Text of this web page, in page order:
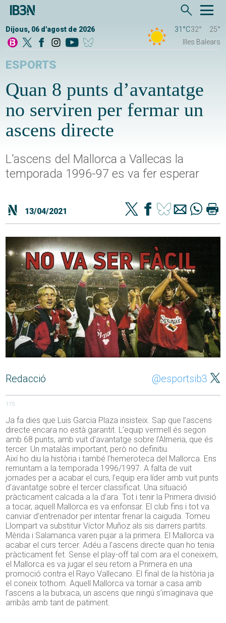
Dijous, 06 d'agost de 2026 31°C32°
25°
Illes Balears
ESPORTS
Quan 8 punts d’avantatge
no serviren per fermar un
ascens directe
L'ascens del Mallorca a Vallecas la
temporada 1996-97 es va fer esperar
13/04/2021
Redacció @esportsib3
175
Ja fa dies que Luis Garcia Plaza insisteix. Sap que l’ascens
directe encara no està garantit. L’equip vermell és segon
amb 68 punts, amb vuit d’avantatge sobre l’Almeria, que és
tercer. Un matalàs important, però no definitiu.
Així ho diu la història i també l’hemeroteca del Mallorca. Ens
remuntam a la temporada 1996/1997. A falta de vuit
jornades per a acabar el curs, l’equip era líder amb vuit punts
d’avantatge sobre el tercer classificat. Una situació
pràcticament calcada a la d’ara. Tot i tenir la Primera divisió
a tocar, aquell Mallorca es va enfonsar. El club fins i tot va
canviar d’entrenador per intentar frenar la caiguda. Tomeu
Llompart va substituir Víctor Muñoz als sis darrers partits.
Mèrida i Salamanca varen pujar a la primera. El Mallorca va
acabar el curs tercer. Adéu a l’ascens directe quan ho tenia
pràcticament fet. Sense el play-off tal com ara el coneixem,
el Mallorca es va jugar el seu retorn a Primera en una
promoció contra el Rayo Vallecano. El final de la història ja
el coneix tothom. Aquell Mallorca va tornar a casa amb
l’ascens a la butxaca, un ascens que ningú s’imaginava que
arribàs amb tant de patiment.